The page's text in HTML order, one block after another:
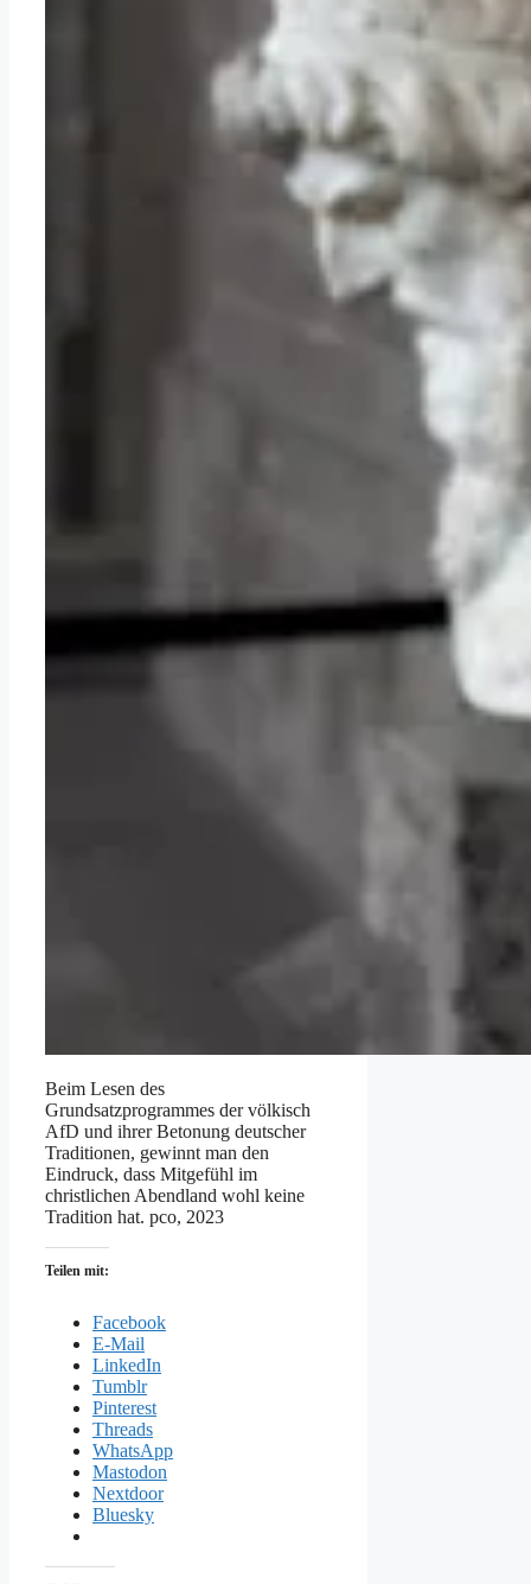
Beim Lesen des
Grundsatzprogrammes der völkisch
AfD und ihrer Betonung deutscher
Traditionen, gewinnt man den
Eindruck, dass Mitgefühl im
christlichen Abendland wohl keine
Tradition hat. pco, 2023
Teilen mit:
Facebook
E-Mail
LinkedIn
Tumblr
Pinterest
Threads
WhatsApp
Mastodon
Nextdoor
Bluesky